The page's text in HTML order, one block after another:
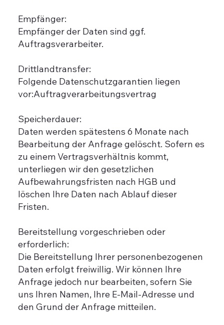
Empfänger:
Empfänger der Daten sind ggf.
Auftragsverarbeiter.
Drittlandtransfer:
Folgende Datenschutzgarantien liegen
vor:Auftragverarbeitungsvertrag
Speicherdauer:
Daten werden spätestens 6 Monate nach
Bearbeitung der Anfrage gelöscht. Sofern es
zu einem Vertragsverhältnis kommt,
unterliegen wir den gesetzlichen
Aufbewahrungsfristen nach HGB und
löschen Ihre Daten nach Ablauf dieser
Fristen.
Bereitstellung vorgeschrieben oder
erforderlich:
Die Bereitstellung Ihrer personenbezogenen
Daten erfolgt freiwillig. Wir können Ihre
Anfrage jedoch nur bearbeiten, sofern Sie
uns Ihren Namen, Ihre E-Mail-Adresse und
den Grund der Anfrage mitteilen.